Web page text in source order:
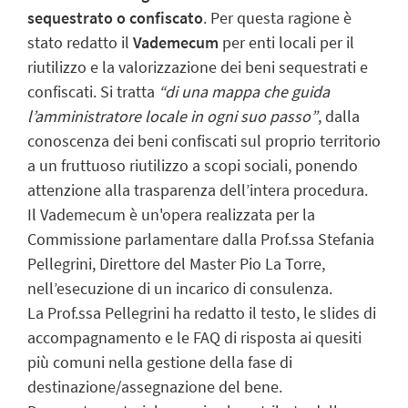
sequestrato o confiscato. Per questa ragione è
stato redatto il Vademecum per enti locali per il
riutilizzo e la valorizzazione dei beni sequestrati e
confiscati. Si tratta “di una mappa che guida
l’amministratore locale in ogni suo passo”, dalla
conoscenza dei beni confiscati sul proprio territorio
a un fruttuoso riutilizzo a scopi sociali, ponendo
attenzione alla trasparenza dell’intera procedura.
Il Vademecum è un'opera realizzata per la
Commissione parlamentare dalla Prof.ssa Stefania
Pellegrini, Direttore del Master Pio La Torre,
nell’esecuzione di un incarico di consulenza.
La Prof.ssa Pellegrini ha redatto il testo, le slides di
accompagnamento e le FAQ di risposta ai quesiti
più comuni nella gestione della fase di
destinazione/assegnazione del bene.